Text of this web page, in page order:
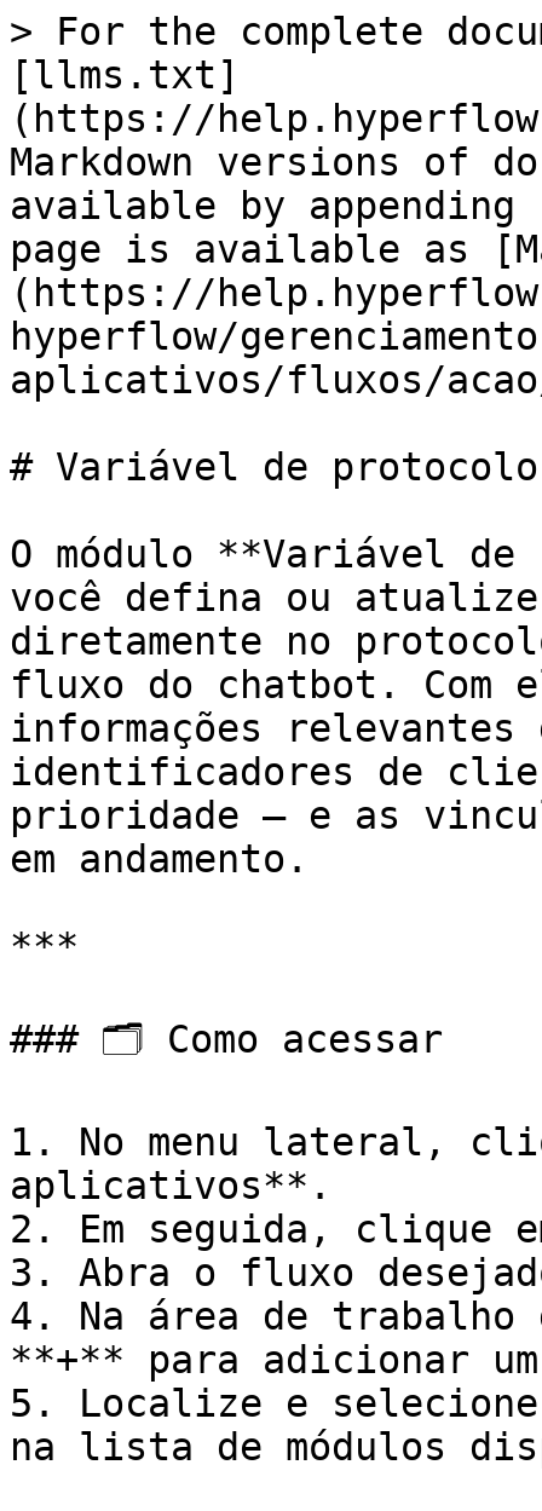
> For the complete
[llms.txt]
(https://
Markdown versions of
available by
page is available as
(https://
hyperflow/
aplicativos/fluxos/
# Variável de protocolo
O módulo **Variável
você defina ou
diretamente no
fluxo do chatbot. Com
informações relevantes
identificadores de
prioridade — e as
em andamento.
***
### 🗂️ Como acessar
1. No menu lateral,
aplicativos**.
2. Em seguida, clique
3. Abra o fluxo
4. Na área de
**+** para adicionar
5. Localize e
na lista de módulos